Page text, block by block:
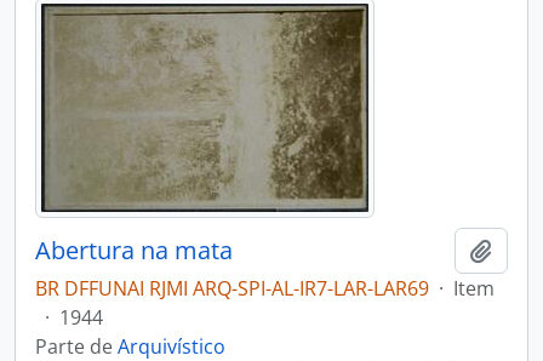
Abertura na mata
BR DFFUNAI RJMI ARQ-SPI-AL-IR7-LAR-LAR69 · Item
· 1944
Parte deArquivístico